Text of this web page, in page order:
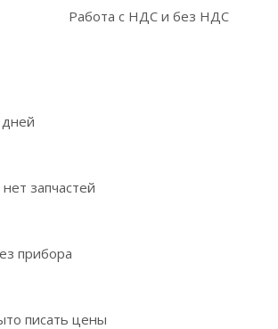
Работа с НДС и без НДС
запчастей
прибора
писать цены